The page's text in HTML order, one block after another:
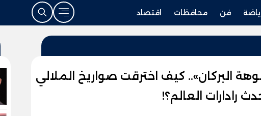
فن محافظات اقتصاد
البركان».. كيف اخترقت صواريخ الملالي
رادارات العالم؟!